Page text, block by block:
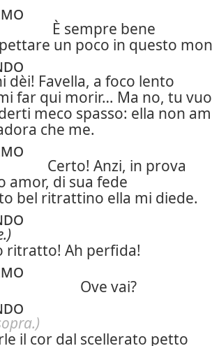
È sempre bene
un poco in questo
dèi! Favella, a foco lento
far qui morir… Ma no, tu
meco spasso: ella non
che me.
Certo! Anzi, in prova
amor, di sua fede
bel ritrattino ella mi diede.
ritratto! Ah perfida!
Ove vai?
il cor dal scellerato petto